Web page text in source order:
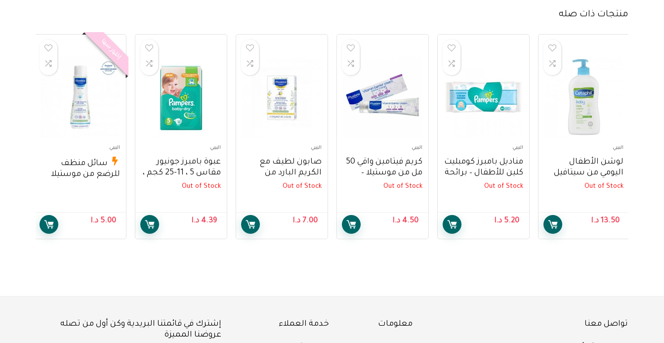
منتجات ذات صله
البيبي
لوشن الأطفال
اليومي من سيتافيل
Out of Stock
13.50 د.ا
البيبي
مناديل بامبرز كومبليت
كلين للأطفال – برائحة
Wipes – Baby Fresh
Out of Stock
5.20 د.ا
البيبي
كريم فيتامين واقي 50
مل من موستيلا –
Mustela Vitamin
Out of Stock
4.50 د.ا
البيبي
صابون لطيف مع
الكريم البارد من
g
Out of Stock
7.00 د.ا
البيبي
عبوة بامبرز جونيور
مقاس 5 ، 11-25 كجم ،
Out of Stock
4.39 د.ا
إختيار سينا
البيبي
سائل منظف
للرضع من موستيلا
5.00 د.ا
تواصل معنا معلومات خدمة العملاء
إشترك في قائمتنا البريدية وكن أول من تصله
عروضنا المميزة